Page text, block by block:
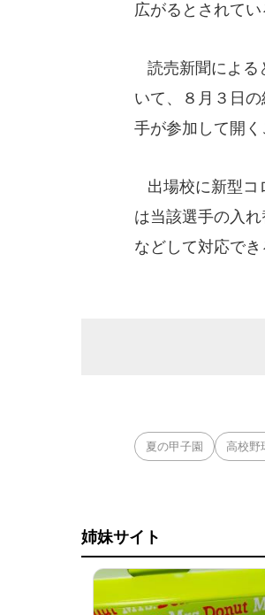
広がるとされて
読売新聞による
いて、８月３日
手が参加して開く
出場校に新型コ
は当該選手の入
などして対応で
夏の甲子園 高校野
姉妹サイト